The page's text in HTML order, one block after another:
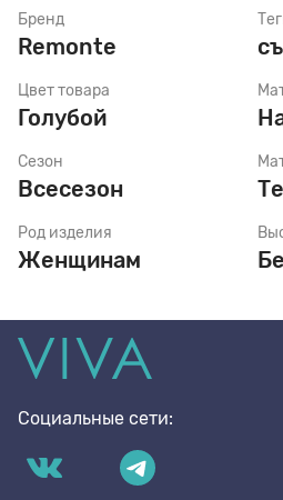
Бренд
Remonte
Цвет товара
Голубой
Сезон
Всесезон
Род изделия
Женщинам
Социальные сети: